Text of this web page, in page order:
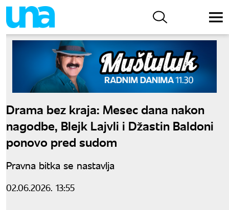
Drama bez kraja: Mesec dana nakon
nagodbe, Blejk Lajvli i Džastin Baldoni
ponovo pred sudom
Pravna bitka se nastavlja
02.06.2026. 13:55